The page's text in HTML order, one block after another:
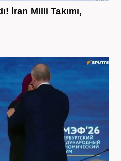
İran Milli Takımı,